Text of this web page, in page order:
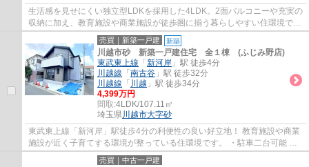
生活感を見せにくい独立型LDKを採用した4LDK。2面バルコニーや充実の
収納に加え、教育施設や商業施設が徒歩圏に揃う暮らしやすい住環境で
す。
売買｜新築一戸建 新築
川越市砂 新築一戸建住宅 全１棟 (ふじみ野店)
東武東上線 「 新河岸 」駅 徒歩4分
川越線 「 南古谷 」駅 徒歩32分
川越線 「 川越 」駅 徒歩34分
4,399万円
間取:4LDK/107.11㎡
埼玉県川越市大字砂
東武東上線「新河岸」駅徒歩4分の利便性の良い好立地！ 教育施設や商業
施設が近く子育てする環境が整っている住環境です。 ・駐車二台可能 ・
全居室6帖以上の広々した居室 ・雨の日で...
売買｜中古一戸建